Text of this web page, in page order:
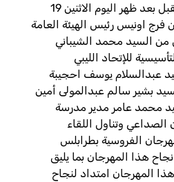
التاسعة لتحرير ليبيا استقبل بعد ظهر اليوم الاثنين 19
حسن فرج اونيس رئيس الهيئة العامة
من السيد محمد الشيباني
للإتحاد الليبي
عبدالسلام يوسف احجيبة
بشير سالم عبدالمولى أمين
محمد عامر مدير مدرسة
وتناول اللقاء
الفروسية بطرابلس
هذا المهرجان بما يليق
المهرجان امتداد لنجاح